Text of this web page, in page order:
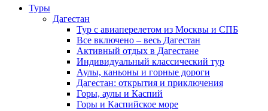
Туры
Дагестан
Тур с авиаперелетом из Москвы и СПБ
Все включено – весь Дагестан
Активный отдых в Дагестане
Индивидуальный классический тур
Аулы, каньоны и горные дороги
Дагестан: открытия и приключения
Горы, аулы и Каспий
Горы и Каспийское море